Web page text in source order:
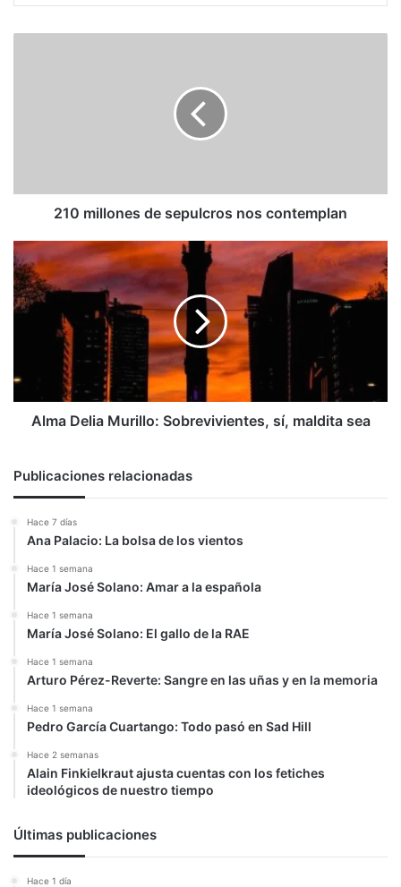
210 millones de sepulcros nos contemplan
Alma
Delia
Murillo:
Sobrevivientes,
Alma Delia Murillo: Sobrevivientes, sí, maldita sea
Publicaciones relacionadas
Hace 7 días
Ana Palacio: La bolsa de los vientos
Hace 1 semana
María José Solano: Amar a la española
Hace 1 semana
María José Solano: El gallo de la RAE
Hace 1 semana
Arturo Pérez-Reverte: Sangre en las uñas y en la memoria
Hace 1 semana
Pedro García Cuartango: Todo pasó en Sad Hill
Hace 2 semanas
Alain Finkielkraut ajusta cuentas con los fetiches
ideológicos de nuestro tiempo
Últimas publicaciones
Hace 1 día